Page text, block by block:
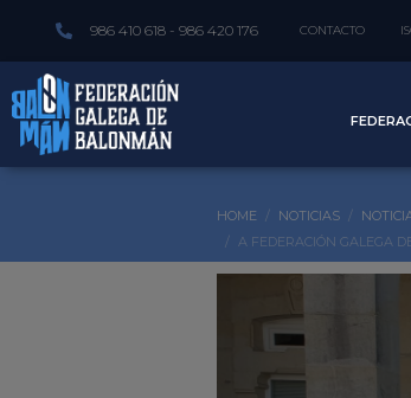
986 410 618 - 986 420 176 CONTACTO
HOME NOTICIAS
A FEDERACIÓN GALEGA